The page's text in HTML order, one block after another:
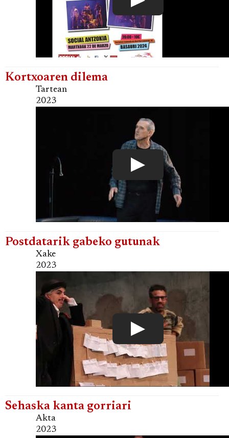
Kortxoaren dilema
Tartean
2023
Postdatarik gabeko gutunak
Xake
2023
Sehaska kanta gorriari
Akta
2023